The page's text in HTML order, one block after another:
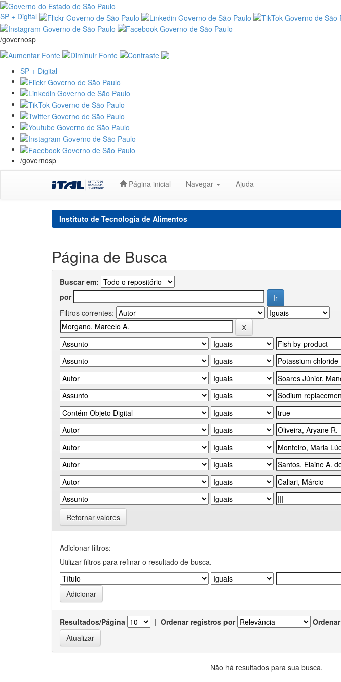
SP + Digital
/governosp
SP + Digital
/governosp
Página inicial Navegar Ajuda
Instituto de Tecnologia de Alimentos
Página de Busca
Buscar em:
por
Filtros correntes:
Retornar valores
Adicionar filtros:
Utilizar filtros para refinar o resultado de busca.
Resultados/Página | Ordenar registros por Ordenar
Não há resultados para sua busca.